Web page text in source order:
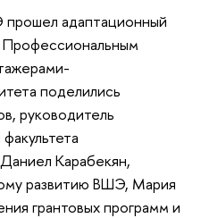
адаптационный
Профессиональным
поделились
руководитель
Карабекян,
развитию ВШЭ, Мария
грантовых программ и